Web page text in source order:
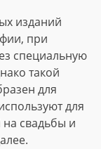
изданий
при
специальную
такой
для
для
на свадьбы и